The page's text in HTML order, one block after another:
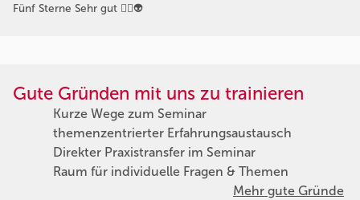
Fünf Sterne Sehr gut 👍🏻👽
Gute Gründen mit uns zu trainieren
Kurze Wege zum Seminar
themenzentrierter Erfahrungsaustausch
Direkter Praxistransfer im Seminar
Raum für individuelle Fragen & Themen
Mehr gute Gründe